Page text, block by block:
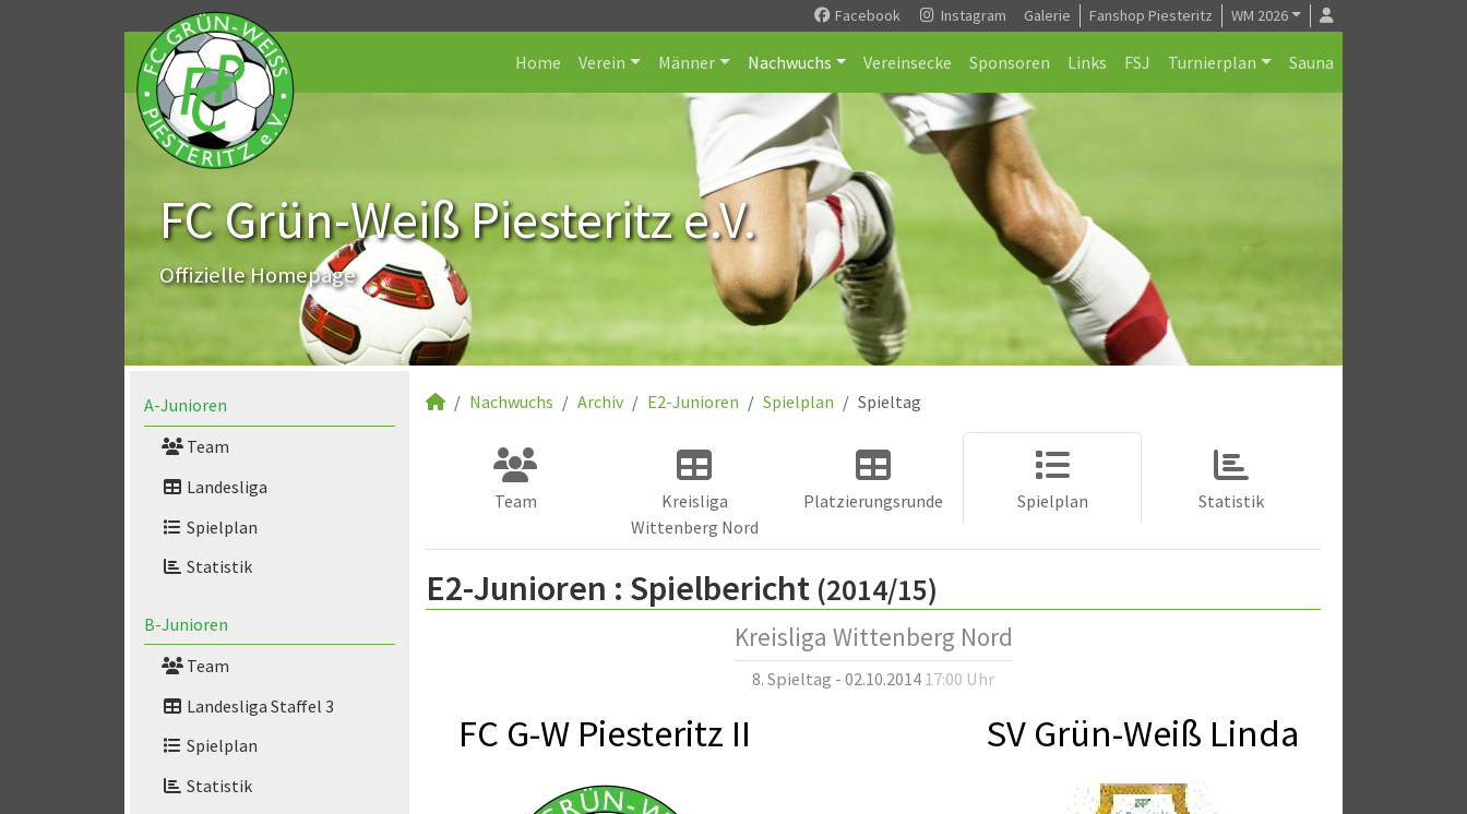
Facebook Instagram Galerie Fanshop Piesteritz WM 2026
Home Verein Männer Nachwuchs Vereinsecke Sponsoren Links FSJ Turnierplan Sauna
FC Grün-Weiß Piesteritz e.V.
Offizielle Homepage
A-Junioren
Team
Landesliga
Spielplan
Statistik
B-Junioren
Team
Landesliga Staffel 3
Spielplan
Statistik
Nachwuchs Archiv E2-Junioren Spielplan Spieltag
Team
Kreisliga
Wittenberg Nord
Platzierungsrunde Spielplan Statistik
E2-Junioren : Spielbericht (2014/15)
Kreisliga Wittenberg Nord
8. Spieltag - 02.10.2014 17:00 Uhr
FC G-W Piesteritz II SV Grün-Weiß Linda